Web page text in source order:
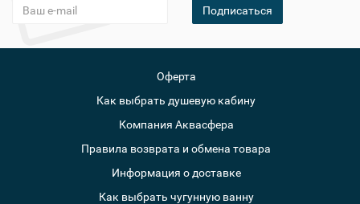
Подписаться
Оферта
Как выбрать душевую кабину
Компания Аквасфера
Правила возврата и обмена товара
Информация о доставке
Как выбрать чугунную ванну